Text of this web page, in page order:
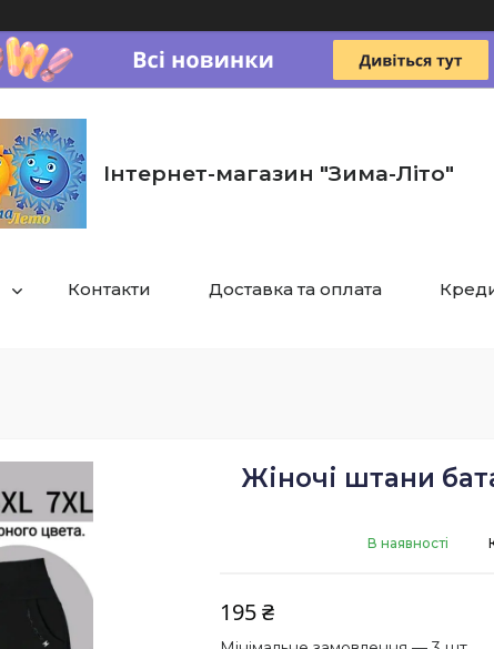
Інтернет-магазин "Зима-Літо"
Контакти Доставка та оплата
Жіночі штани
В наявності
195 ₴